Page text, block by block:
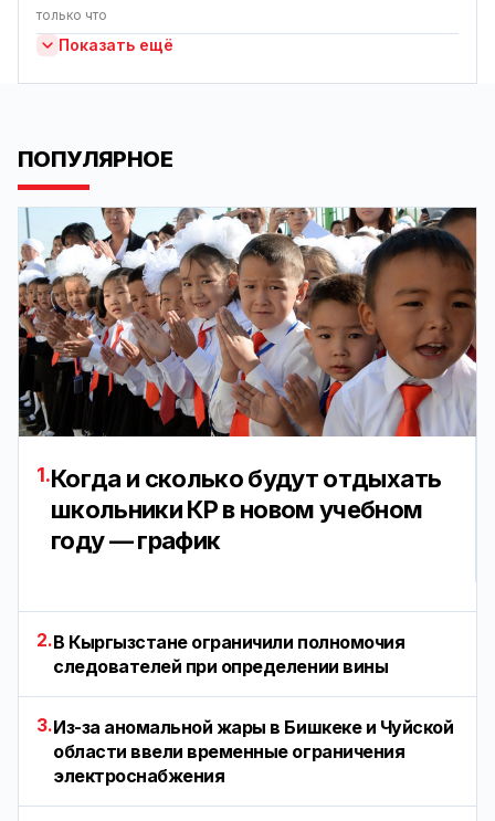
только что
Показать ещё
ПОПУЛЯРНОЕ
1.Когда и сколько будут отдыхать
школьники КР в новом учебном
году — график
2.В Кыргызстане ограничили полномочия
следователей при определении вины
3.Из-за аномальной жары в Бишкеке и Чуйской
области ввели временные ограничения
электроснабжения